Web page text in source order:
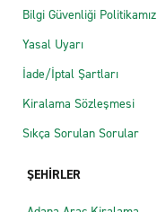
Bilgi Güvenliği Politikamız
Yasal Uyarı
İade/İptal Şartları
Kiralama Sözleşmesi
Sıkça Sorulan Sorular
ŞEHİRLER